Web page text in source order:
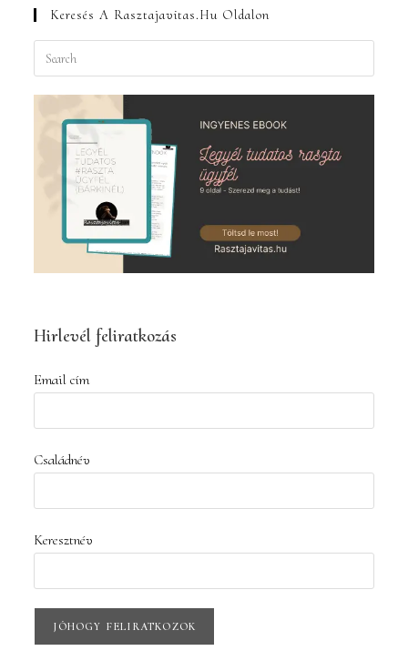
Keresés A Rasztajavitas.hu Oldalon
Escape
to
Hirlevél feliratkozás
Email cím
Családnév
Keresztnév